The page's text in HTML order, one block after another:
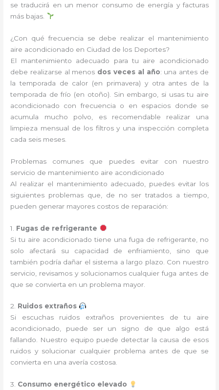
se traducirá en un menor consumo de energía y facturas
más bajas.
¿Con qué frecuencia se debe realizar el mantenimiento
aire acondicionado en Ciudad de los Deportes?
El mantenimiento adecuado para tu aire acondicionado
debe realizarse al menos dos veces al año: una antes de
la temporada de calor (en primavera) y otra antes de la
temporada de frío (en otoño). Sin embargo, si usas tu aire
acondicionado con frecuencia o en espacios donde se
acumula mucho polvo, es recomendable realizar una
limpieza mensual de los filtros y una inspección completa
cada seis meses.
Problemas comunes que puedes evitar con nuestro
servicio de mantenimiento aire acondicionado
Al realizar el mantenimiento adecuado, puedes evitar los
siguientes problemas que, de no ser tratados a tiempo,
pueden generar mayores costos de reparación:
1. Fugas de refrigerante
Si tu aire acondicionado tiene una fuga de refrigerante, no
solo afectará su capacidad de enfriamiento, sino que
también podría dañar el sistema a largo plazo. Con nuestro
servicio, revisamos y solucionamos cualquier fuga antes de
que se convierta en un problema mayor.
2. Ruidos extraños
Si escuchas ruidos extraños provenientes de tu aire
acondicionado, puede ser un signo de que algo está
fallando. Nuestro equipo puede detectar la causa de esos
ruidos y solucionar cualquier problema antes de que se
convierta en una avería costosa.
3. Consumo energético elevado